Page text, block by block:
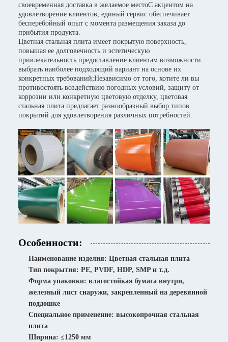
своевременная доставка в желаемое местоС акцентом на
удовлетворение клиентов, единый сервис обеспечивает
бесперебойный опыт с момента размещения заказа до
прибытия продукта.
Цветная стальная плита имеет покрытую поверхность,
повышая ее долговечность и эстетическую
привлекательность.предоставление клиентам возможности
выбрать наиболее подходящий вариант на основе их
конкретных требований;Независимо от того, хотите ли вы
противостоять воздействию погодных условий, защиту от
коррозии или конкретную цветовую отделку, цветовая
стальная плита предлагает разнообразный выбор типов
покрытий для удовлетворения различных потребностей.
Особенности:
Наименование изделия: Цветная стальная плита
Тип покрытия: PE, PVDF, HDP, SMP и т.д.
Форма упаковки: влагостойкая бумага внутри,
железный лист снаружи, закрепленный на деревянной
поддошке
Специальное применение: высокопрочная стальная
плита
Ширина: ≤1250 мм